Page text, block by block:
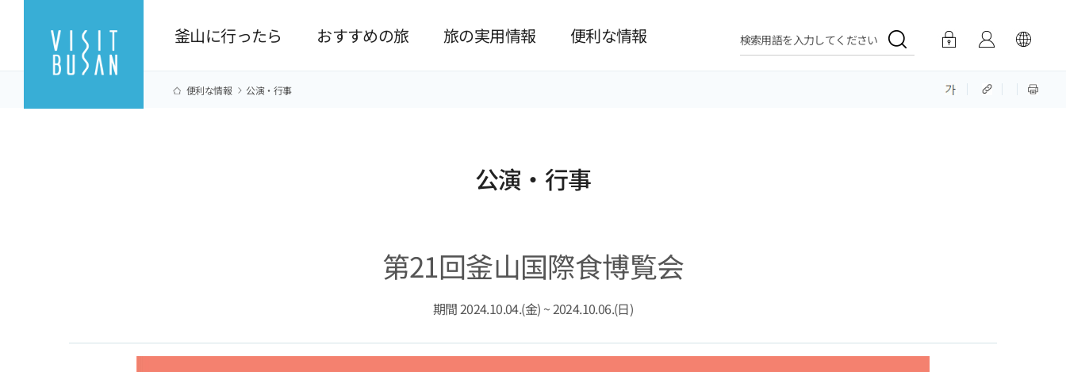
釜山に行ったら おすすめの旅 旅の実用情報 便利な情報 検索用語を入力してください
便利な情報 公演·行事
公演·行事
第21回釜山国際食博覧会
期間 2024.10.04.(金) ~ 2024.10.06.(日)